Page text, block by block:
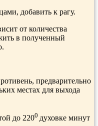
добавить к рагу.
от количества
в полученный
предварительно
местах для выхода
до 2200 духовке минут